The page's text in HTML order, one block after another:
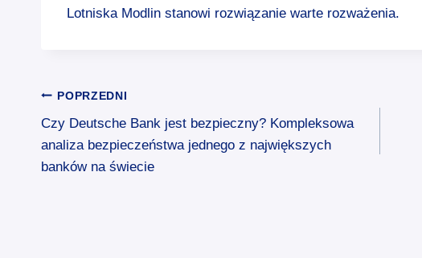
Lotniska Modlin stanowi rozwiązanie warte rozważenia.
Nawigacja
wpisu
POPRZEDNI
Czy Deutsche Bank jest bezpieczny? Kompleksowa
analiza bezpieczeństwa jednego z największych
banków na świecie